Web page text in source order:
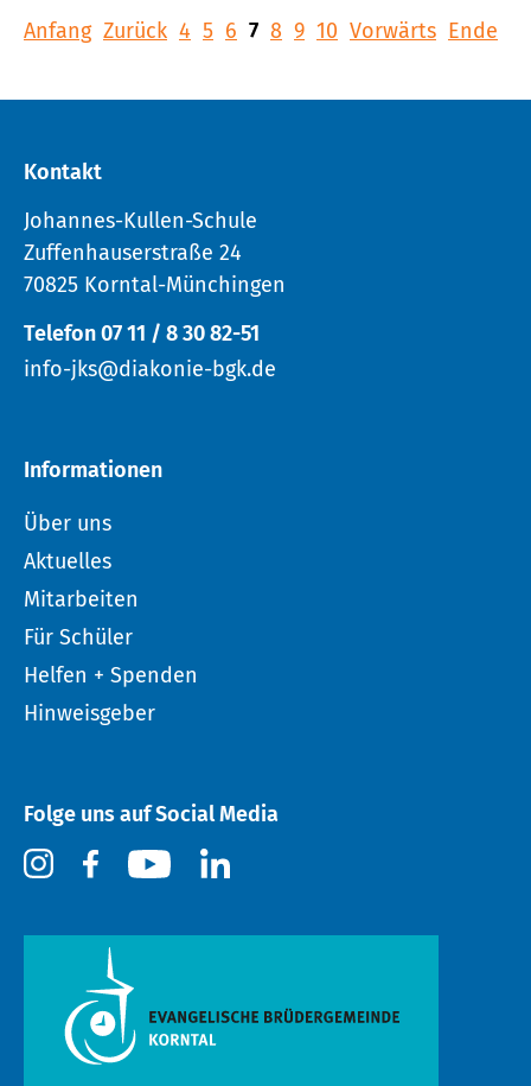
Anfang Zurück 4 5 6 7 8 9 10 Vorwärts Ende
Kontakt
Johannes-Kullen-Schule
Zuffenhauserstraße 24
70825 Korntal-Münchingen
Telefon 07 11 / 8 30 82-51
info-jks@diakonie-bgk.de
Informationen
Über uns
Aktuelles
Mitarbeiten
Für Schüler
Helfen + Spenden
Hinweisgeber
Folge uns auf Social Media